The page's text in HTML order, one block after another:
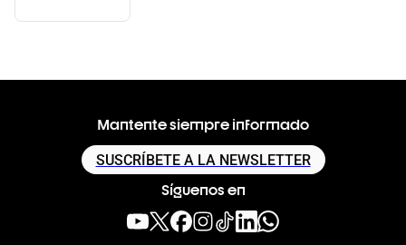
Mantente siempre informado
SUSCRÍBETE A LA NEWSLETTER
Síguenos en